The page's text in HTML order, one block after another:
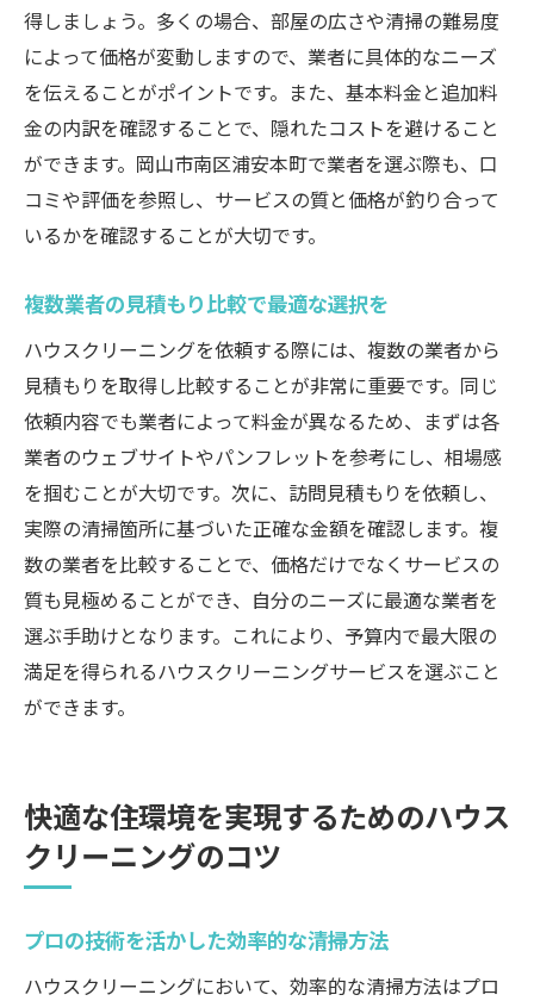
得しましょう。多くの場合、部屋の広さや清掃の難易度
によって価格が変動しますので、業者に具体的なニーズ
を伝えることがポイントです。また、基本料金と追加料
金の内訳を確認することで、隠れたコストを避けること
ができます。岡山市南区浦安本町で業者を選ぶ際も、口
コミや評価を参照し、サービスの質と価格が釣り合って
いるかを確認することが大切です。
複数業者の見積もり比較で最適な選択を
ハウスクリーニングを依頼する際には、複数の業者から
見積もりを取得し比較することが非常に重要です。同じ
依頼内容でも業者によって料金が異なるため、まずは各
業者のウェブサイトやパンフレットを参考にし、相場感
を掴むことが大切です。次に、訪問見積もりを依頼し、
実際の清掃箇所に基づいた正確な金額を確認します。複
数の業者を比較することで、価格だけでなくサービスの
質も見極めることができ、自分のニーズに最適な業者を
選ぶ手助けとなります。これにより、予算内で最大限の
満足を得られるハウスクリーニングサービスを選ぶこと
ができます。
快適な住環境を実現するためのハウス
クリーニングのコツ
プロの技術を活かした効率的な清掃方法
ハウスクリーニングにおいて、効率的な清掃方法はプロ